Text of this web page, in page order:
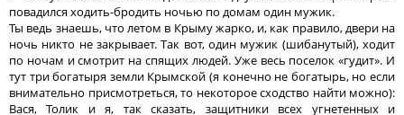
повадился ходить-бродить ночью по домам один мужик.
Ты ведь знаешь, что летом в Крыму жарко, и, как правило, двери на
ночь никто не закрывает. Так вот, один мужик (шибанутый), ходит
по ночам и смотрит на спящих людей. Уже весь поселок «гудит». И
тут три богатыря земли Крымской (я конечно не богатырь, но если
внимательно присмотреться, то некоторое сходство найти можно):
Вася, Толик и я, так сказать, защитники всех угнетенных и